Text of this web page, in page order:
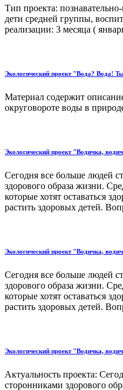
Тип проекта:
дети средней группы,
реализации: 3 месяца (
Экологический проект "Вода? Вода!
Материал содержит
округовороте воды в
Экологический проект "Водичка,
Сегодня все больше людей
здорового образа жизни.
которые хотят оставаться
растить здоровых детей.
Экологический проект "Водичка,
Сегодня все больше людей
здорового образа жизни.
которые хотят оставаться
растить здоровых детей.
Экологический проект "Водичка,
Актуальность проекта:
сторонниками здорового